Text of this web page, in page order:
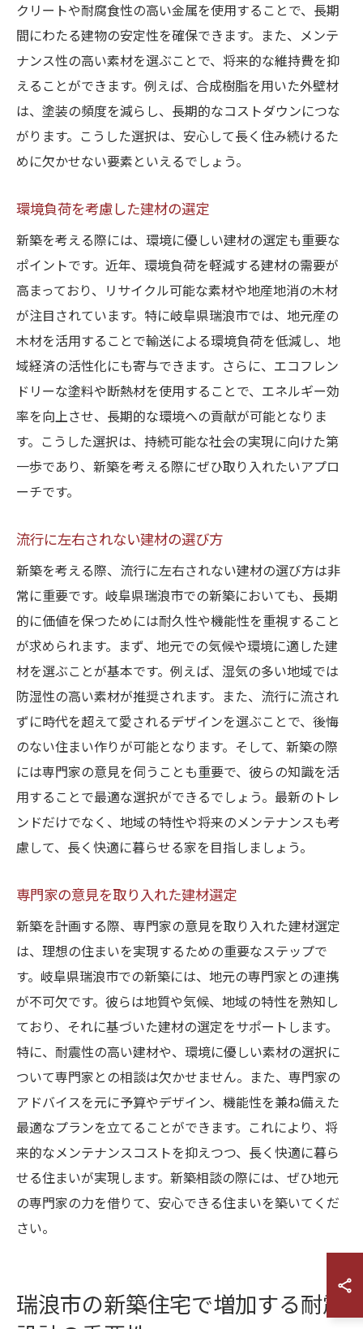
クリートや耐腐食性の高い金属を使用することで、長期
間にわたる建物の安定性を確保できます。また、メンテ
ナンス性の高い素材を選ぶことで、将来的な維持費を抑
えることができます。例えば、合成樹脂を用いた外壁材
は、塗装の頻度を減らし、長期的なコストダウンにつな
がります。こうした選択は、安心して長く住み続けるた
めに欠かせない要素といえるでしょう。
環境負荷を考慮した建材の選定
新築を考える際には、環境に優しい建材の選定も重要な
ポイントです。近年、環境負荷を軽減する建材の需要が
高まっており、リサイクル可能な素材や地産地消の木材
が注目されています。特に岐阜県瑞浪市では、地元産の
木材を活用することで輸送による環境負荷を低減し、地
域経済の活性化にも寄与できます。さらに、エコフレン
ドリーな塗料や断熱材を使用することで、エネルギー効
率を向上させ、長期的な環境への貢献が可能となりま
す。こうした選択は、持続可能な社会の実現に向けた第
一歩であり、新築を考える際にぜひ取り入れたいアプロ
ーチです。
流行に左右されない建材の選び方
新築を考える際、流行に左右されない建材の選び方は非
常に重要です。岐阜県瑞浪市での新築においても、長期
的に価値を保つためには耐久性や機能性を重視すること
が求められます。まず、地元での気候や環境に適した建
材を選ぶことが基本です。例えば、湿気の多い地域では
防湿性の高い素材が推奨されます。また、流行に流され
ずに時代を超えて愛されるデザインを選ぶことで、後悔
のない住まい作りが可能となります。そして、新築の際
には専門家の意見を伺うことも重要で、彼らの知識を活
用することで最適な選択ができるでしょう。最新のトレ
ンドだけでなく、地域の特性や将来のメンテナンスも考
慮して、長く快適に暮らせる家を目指しましょう。
専門家の意見を取り入れた建材選定
新築を計画する際、専門家の意見を取り入れた建材選定
は、理想の住まいを実現するための重要なステップで
す。岐阜県瑞浪市での新築には、地元の専門家との連携
が不可欠です。彼らは地質や気候、地域の特性を熟知し
ており、それに基づいた建材の選定をサポートします。
特に、耐震性の高い建材や、環境に優しい素材の選択に
ついて専門家との相談は欠かせません。また、専門家の
アドバイスを元に予算やデザイン、機能性を兼ね備えた
最適なプランを立てることができます。これにより、将
来的なメンテナンスコストを抑えつつ、長く快適に暮ら
せる住まいが実現します。新築相談の際には、ぜひ地元
の専門家の力を借りて、安心できる住まいを築いてくだ
さい。
瑞浪市の新築住宅で増加する耐震